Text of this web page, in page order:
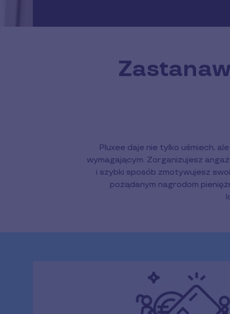
Pluxee daje nie tylko uśmiech,
wymagającym. Zorganizujesz
i szybki sposób zmotywujesz
pożądanym nagrodom